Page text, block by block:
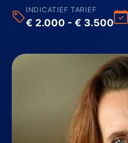
INDICATIEF TARIEF
€ 2.000 - € 3.500